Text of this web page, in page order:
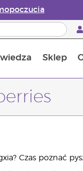
Sklep
Czas poznać